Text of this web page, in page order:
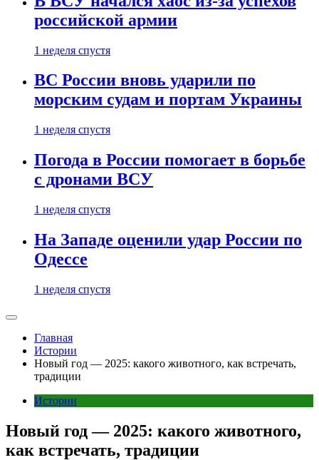
российской армии
1 неделя спустя
ВС России вновь ударили по
морским судам и портам Украины
1 неделя спустя
Погода в России помогает в борьбе
с дронами ВСУ
1 неделя спустя
На Западе оценили удар России по
Одессе
1 неделя спустя
Главная
Истории
Новый год — 2025: какого животного, как встречать,
традиции
Истории
Новый год — 2025: какого животного,
как встречать, традиции